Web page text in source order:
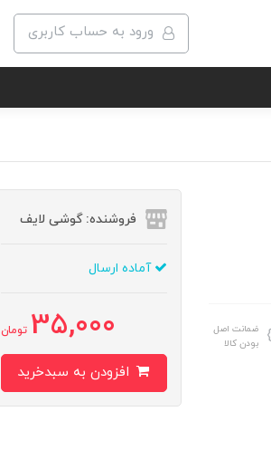
ورود به حساب کاربری
ضمانت اصل
بودن کالا
فروشنده: گوشی لایف
آماده ارسال
35,000 تومان